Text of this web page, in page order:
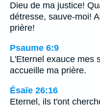
Dieu de ma justice!
détresse, sauve-moi!
prière!
Psaume 6:9
L'Eternel exauce mes
accueille ma prière.
Ésaïe 26:16
Eternel, ils t'ont